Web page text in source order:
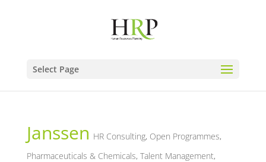
Select Page
Janssen HR Consulting, Open Programmes,
Pharmaceuticals & Chemicals, Talent Management,